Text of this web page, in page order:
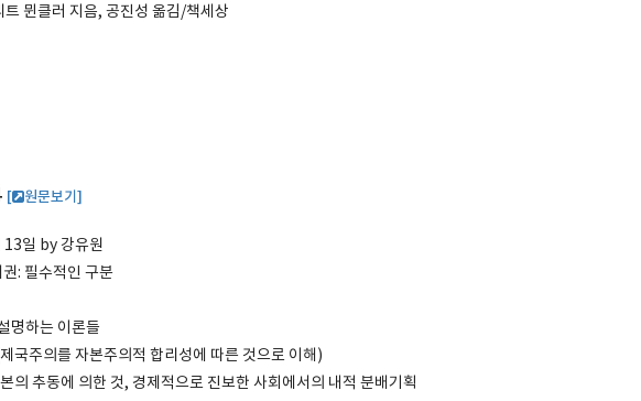
트 뮌클러 지음, 공진성 옮김/책세상
[ 원문보기]
일 by 강유원
: 필수적인 구분
명하는 이론들
국주의를 자본주의적 합리성에 따른 것으로 이해)
의 추동에 의한 것, 경제적으로 진보한 사회에서의 내적 분배기획